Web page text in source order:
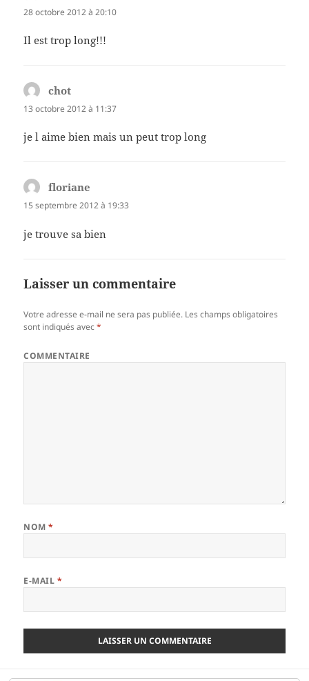
28 octobre 2012 à 20:10
Il est trop long!!!
chot
13 octobre 2012 à 11:37
je l aime bien mais un peut trop long
floriane
15 septembre 2012 à 19:33
je trouve sa bien
Laisser un commentaire
Votre adresse e-mail ne sera pas publiée. Les champs obligatoires
sont indiqués avec*
COMMENTAIRE
NOM*
E-MAIL *